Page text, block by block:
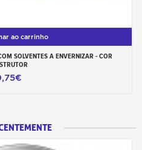
ao carrinho
SOLVENTES A ENVERNIZAR - COR